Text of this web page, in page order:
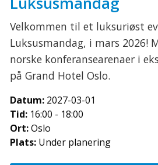
Velkommen til et luksuriøst
Luksusmandag, i mars 2026!
norske konferansearenaer i
på Grand Hotel Oslo.
Datum: 2027-03-01
Tid: 16:00 - 18:00
Ort:Oslo
Plats: Under planering